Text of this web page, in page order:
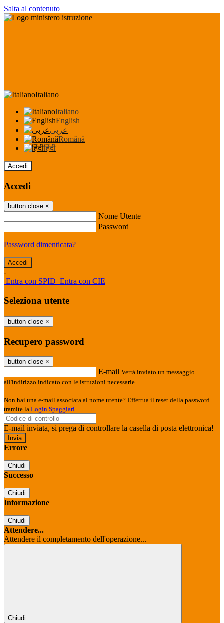
Salta al contenuto
Italiano
Italiano
English
عربى
Română
हिंदी
Accedi
Accedi
button close ×
Nome Utente
Password
Password dimenticata?
-
Entra con SPID Entra con CIE
Seleziona utente
button close ×
Recupero password
button close ×
E-mail Verrà inviato un messaggio
all'indirizzo indicato con le istruzioni necessarie.
Non hai una e-mail associata al nome utente? Effettua il reset della password
tramite la Login Spaggiari
E-mail inviata, si prega di controllare la casella di posta elettronica!
Errore
Chiudi
Successo
Chiudi
Informazione
Chiudi
Attendere...
Attendere il completamento dell'operazione...
Chiudi